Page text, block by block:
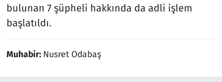
bulunan 7 şüpheli hakkında da adli işlem
başlatıldı.
Muhabir: Nusret Odabaş